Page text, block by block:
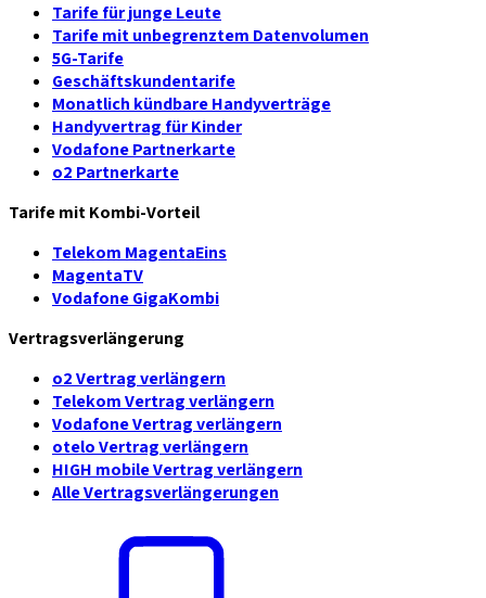
Tarife für junge Leute
Tarife mit unbegrenztem Datenvolumen
5G-Tarife
Geschäftskundentarife
Monatlich kündbare Handyverträge
Handyvertrag für Kinder
Vodafone Partnerkarte
o2 Partnerkarte
Tarife mit Kombi-Vorteil
Telekom MagentaEins
MagentaTV
Vodafone GigaKombi
Vertragsverlängerung
o2 Vertrag verlängern
Telekom Vertrag verlängern
Vodafone Vertrag verlängern
otelo Vertrag verlängern
HIGH mobile Vertrag verlängern
Alle Vertragsverlängerungen